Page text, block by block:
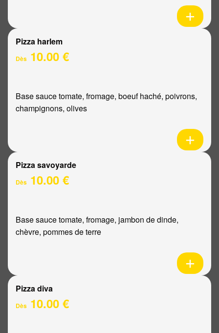
Pizza harlem
Dès 10.00 €
Base sauce tomate, fromage, boeuf haché, poivrons,
champignons, olives
Pizza savoyarde
Dès 10.00 €
Base sauce tomate, fromage, jambon de dinde,
chèvre, pommes de terre
Pizza diva
Dès 10.00 €